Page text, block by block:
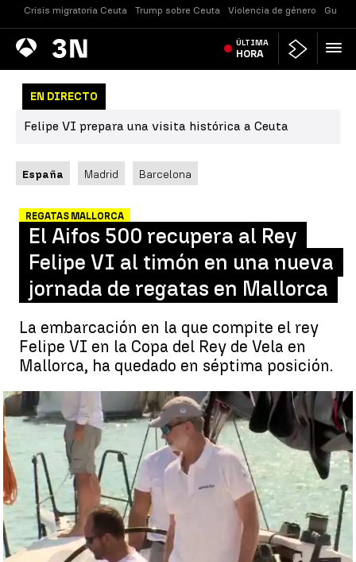
Crisis migratoria Ceuta Trump sobre Ceuta Violencia de género
Antena
3 Noticias ÚLTIMA
HORA
EN DIRECTO
Felipe VI prepara una visita histórica a Ceuta
España Madrid Barcelona
REGATAS MALLORCA
El Aifos 500 recupera al Rey
Felipe VI al timón en una nueva
jornada de regatas en Mallorca
La embarcación en la que compite el rey
Felipe VI en la Copa del Rey de Vela en
Mallorca, ha quedado en séptima posición.
El Rey Felipe VI participa en las regatas en Mallorca | A3N
Elena Salamanca
Publicado:03 de agosto de 2022, 21:37